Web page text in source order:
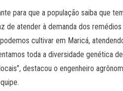
para que a população saiba que
de atender à demanda dos
cultivar em Maricá,
toda a diversidade genética
destacou o engenheiro